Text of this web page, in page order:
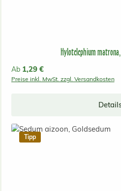
Hylotelephium
Regulärer Preis:
Ab 1,29 €
Preise inkl. MwSt. zzgl. Versandkosten
Tipp